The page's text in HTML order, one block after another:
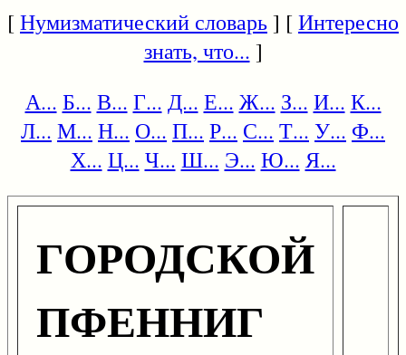
[Нумизматический словарь] [Интересно
знать, что... ]
А... Б... В... Г... Д... Е... Ж... З... И... К...
Л... М... Н... О... П... Р... С... Т... У... Ф...
Х... Ц... Ч... Ш... Э... Ю... Я...
ГОРОДСКОЙ
ПФЕННИГ